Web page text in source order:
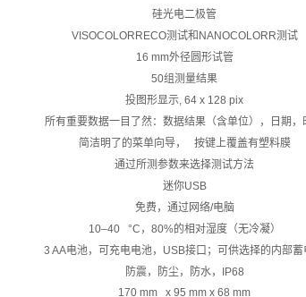
硅光电二极管
VISOCOLORRECO测试和NANOCOLORR测试
16 mm外径圆形试管
50组测量结果
投图形显示, 64 x 128 pix
所有重要数据一目了然：数据结果（含单位），日期，
简洁明了的菜单向导， 按键上覆盖有塑料膜
通过所测参数来选择测试方法
迷你USB
免费，通过网络/电脑
10–40 °C，80%的相对湿度（无冷凝）
3 AA电池，可充电电池，USB接口；可供选择的内部蓄
防震，防尘，防水，IP68
170 mm x 95 mm x 68 mm